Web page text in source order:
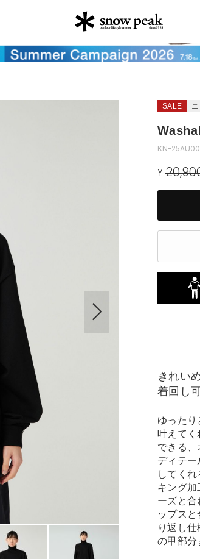
SALE
KN-
¥
きれい
着回し
ゆった
叶えて
できる
ディテー
してく
キング
ーズと合
ップス
り返し
の甲部分